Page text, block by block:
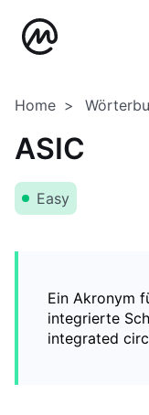
Home
ASIC
Easy
Ein Akronym
integrierte
integrated